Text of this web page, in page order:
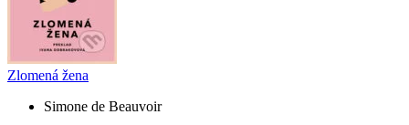
Zlomená žena
Simone de Beauvoir